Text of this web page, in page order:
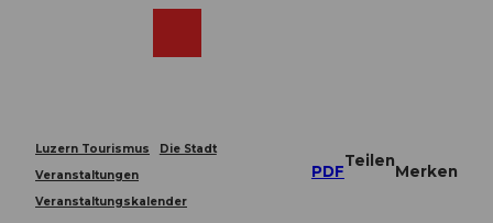
Luzern Tourismus
Die Stadt
Veranstaltungen
Veranstaltungskalender
PDF
Teilen
Merken